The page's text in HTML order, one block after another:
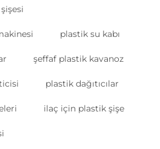
plastik su kabı
şeffaf plastik kavanoz
plastik dağıtıcılar
ilaç için plastik şişe